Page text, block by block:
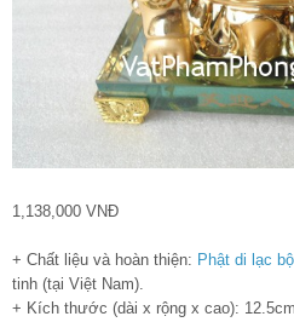
1,138,000 VNĐ
+ Chất liệu và hoàn thiện: Phật di lạc
tinh (tại Việt Nam).
+ Kích thước (dài x rộng x cao):